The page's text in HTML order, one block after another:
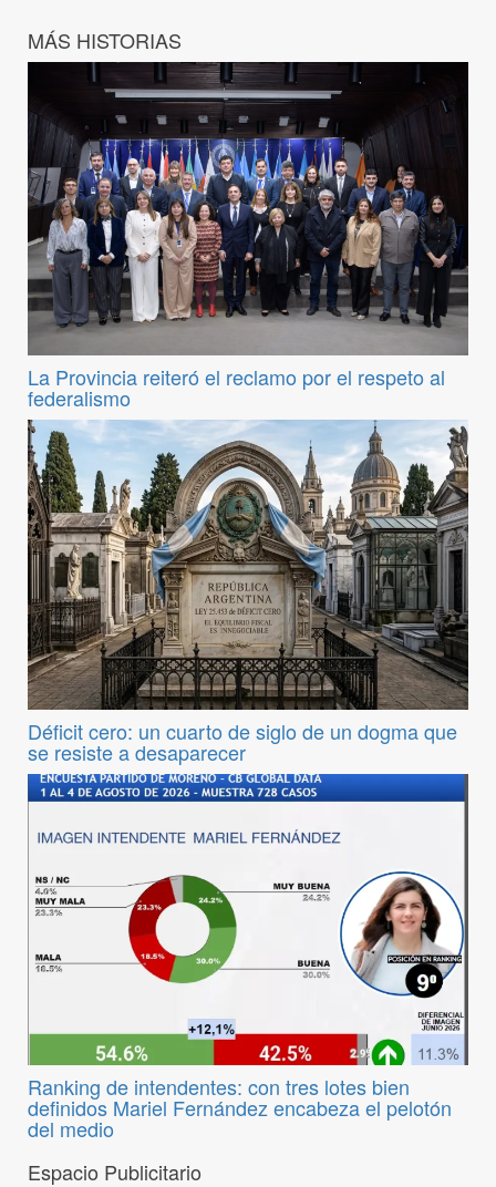
MÁS HISTORIAS
La Provincia reiteró el reclamo por el respeto al
federalismo
Déficit cero: un cuarto de siglo de un dogma que
se resiste a desaparecer
Ranking de intendentes: con tres lotes bien
definidos Mariel Fernández encabeza el pelotón
del medio
Espacio Publicitario